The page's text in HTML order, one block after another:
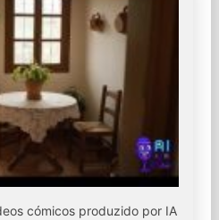
cómicos produzido por IA